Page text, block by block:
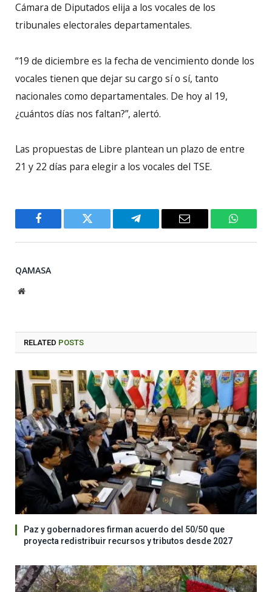
Cámara de Diputados elija a los vocales de los
tribunales electorales departamentales.
“19 de diciembre es la fecha de vencimiento donde los
vocales tienen que dejar su cargo sí o sí, tanto
nacionales como departamentales. De hoy al 19,
¿cuántos días nos faltan?”, alertó.
Las propuestas de Libre plantean un plazo de entre
21 y 22 días para elegir a los vocales del TSE.
Facebook Twitter Telegram Email
QAMASA
Website
RELATED POSTS
Paz y gobernadores firman acuerdo del 50/50 que
proyecta redistribuir recursos y tributos desde 2027